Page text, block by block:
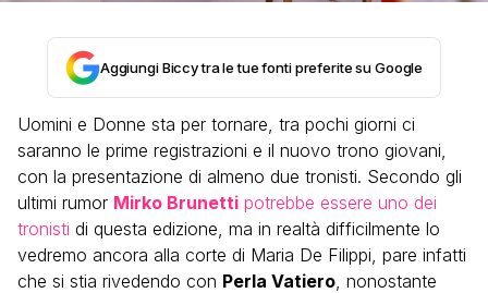
Aggiungi Biccy tra le tue fonti preferite su Google
Uomini e Donne sta per tornare, tra pochi giorni ci
saranno le prime registrazioni e il nuovo trono giovani,
con la presentazione di almeno due tronisti. Secondo gli
ultimi rumor Mirko Brunetti potrebbe essere uno dei
tronisti di questa edizione, ma in realtà difficilmente lo
vedremo ancora alla corte di Maria De Filippi, pare infatti
che si stia rivedendo con Perla Vatiero, nonostante